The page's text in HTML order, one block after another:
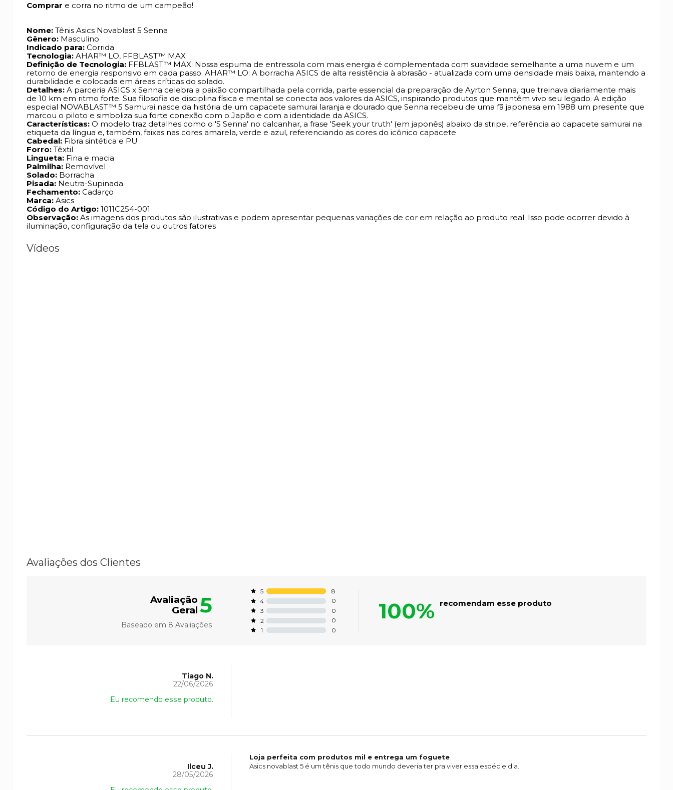
Comprar e corra no ritmo de um campeão!
Nome: Tênis Asics Novablast 5 Senna
Gênero: Masculino
Indicado para: Corrida
Tecnologia: AHAR™ LO, FFBLAST™ MAX
Definição de Tecnologia: FFBLAST™ MAX: Nossa espuma de entressola com mais energia é complementada com suavidade semelhante a uma nuvem e um
retorno de energia responsivo em cada passo. AHAR™ LO: A borracha ASICS de alta resistência à abrasão - atualizada com uma densidade mais baixa, mantendo a
durabilidade e colocada em áreas críticas do solado.
Detalhes: A parceria ASICS x Senna celebra a paixão compartilhada pela corrida, parte essencial da preparação de Ayrton Senna, que treinava diariamente mais
de 10 km em ritmo forte. Sua filosofia de disciplina física e mental se conecta aos valores da ASICS, inspirando produtos que mantêm vivo seu legado. A edição
especial NOVABLAST™ 5 Samurai nasce da história de um capacete samurai laranja e dourado que Senna recebeu de uma fã japonesa em 1988 um presente que
marcou o piloto e simboliza sua forte conexão com o Japão e com a identidade da ASICS.
Características: O modelo traz detalhes como o 'S Senna' no calcanhar, a frase 'Seek your truth' (em japonês) abaixo da stripe, referência ao capacete samurai na
etiqueta da língua e, também, faixas nas cores amarela, verde e azul, referenciando as cores do icônico capacete
Cabedal: Fibra sintética e PU
Forro: Têxtil
Lingueta: Fina e macia
Palmilha: Removível
Solado: Borracha
Pisada: Neutra-Supinada
Fechamento: Cadarço
Marca: Asics
Código do Artigo: 1011C254-001
Observação: As imagens dos produtos são ilustrativas e podem apresentar pequenas variações de cor em relação ao produto real. Isso pode ocorrer devido à
iluminação, configuração da tela ou outros fatores
Vídeos
Avaliações dos Clientes
Avaliação
Geral 5
Baseado em 8 Avaliações
5
8
4
0
3
0
2
0
1
0
100% recomendam esse produto
Tiago N.
22/06/2026
Eu recomendo esse produto.
Ilceu J.
28/05/2026
Loja perfeita com produtos mil e entrega um foguete
Asics novablast 5 é um tênis que todo mundo deveria ter pra viver essa espécie dia.